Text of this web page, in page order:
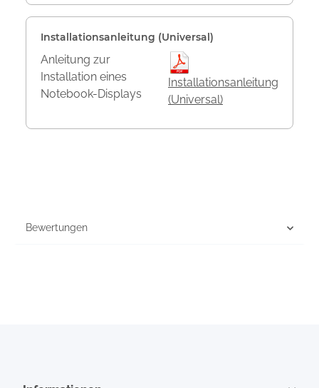
Installationsanleitung (Universal)
Anleitung zur
Installation eines
Notebook-Displays
Installationsanleitung
(Universal)
Bewertungen